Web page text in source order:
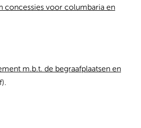
concessies voor columbaria en
m.b.t. de begraafplaatsen en